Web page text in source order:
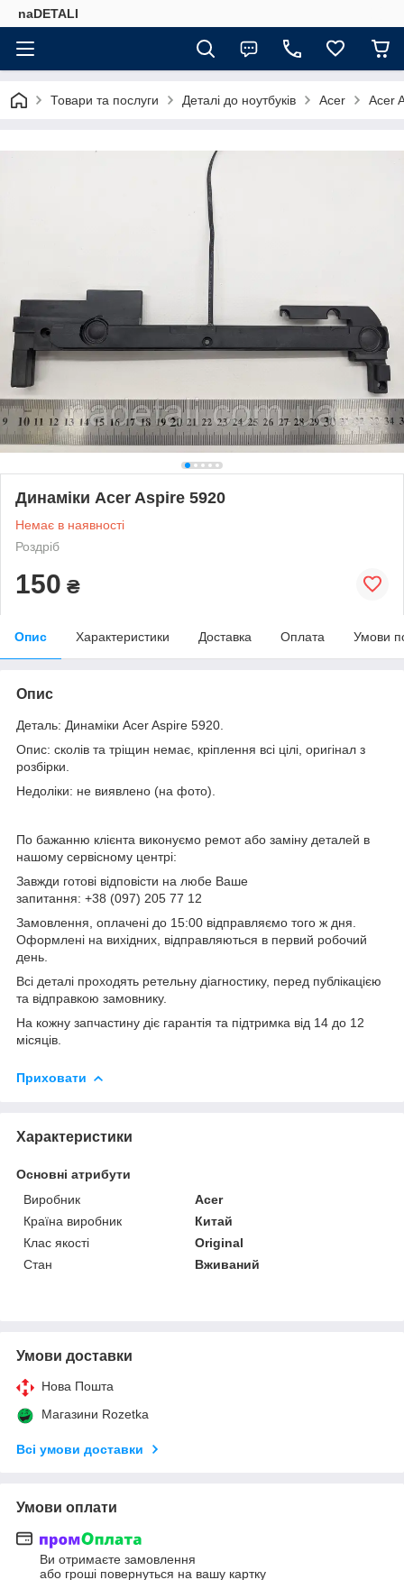
naDETALI
Товари та послуги Деталі до ноутбуків Acer Acer
Динаміки Acer Aspire 5920
Немає в наявності
Роздріб
150 ₴
Опис Характеристики Доставка Оплата Умови
Опис
Деталь: Динаміки Acer Aspire 5920.
Опис: сколів та тріщин немає, кріплення всі цілі, оригінал з
розбірки.
Недоліки: не виявлено (на фото).
По бажанню клієнта виконуємо ремот або заміну деталей в
нашому сервісному центрі:
Завжди готові відповісти на любе Ваше
запитання: +38 (097) 205 77 12
Замовлення, оплачені до 15:00 відправляємо того ж дня.
Оформлені на вихідних, відправляються в первий робочий
день.
Всі деталі проходять ретельну діагностику, перед публікацією
та відправкою замовнику.
На кожну запчастину діє гарантія та підтримка від 14 до 12
місяців.
Приховати
Характеристики
Основні атрибути
Виробник
Acer
Країна виробник
Китай
Клас якості
Original
Стан
Вживаний
Умови доставки
Нова Пошта
Магазини Rozetka
Всі умови доставки
Умови оплати
Ви отримаєте замовлення
або гроші повернуться на вашу картку